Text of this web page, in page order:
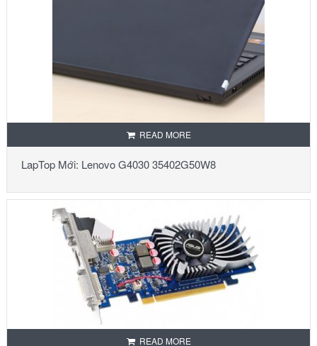
READ MORE
LapTop Mới: Lenovo G4030 35402G50W8
READ MORE